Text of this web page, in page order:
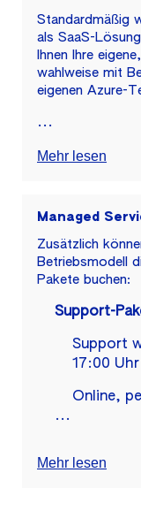
Standardmäßig
als SaaS-
Ihnen Ihre
wahlweise mit
eigenen Azure-
...
Mehr lesen
Managed
Zusätzlich
Betriebsmodell
Pakete buchen:
Support-
Support
17:00 Uhr
Online,
...
Mehr lesen